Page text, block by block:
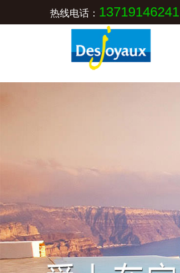
热线电话： 13719146241